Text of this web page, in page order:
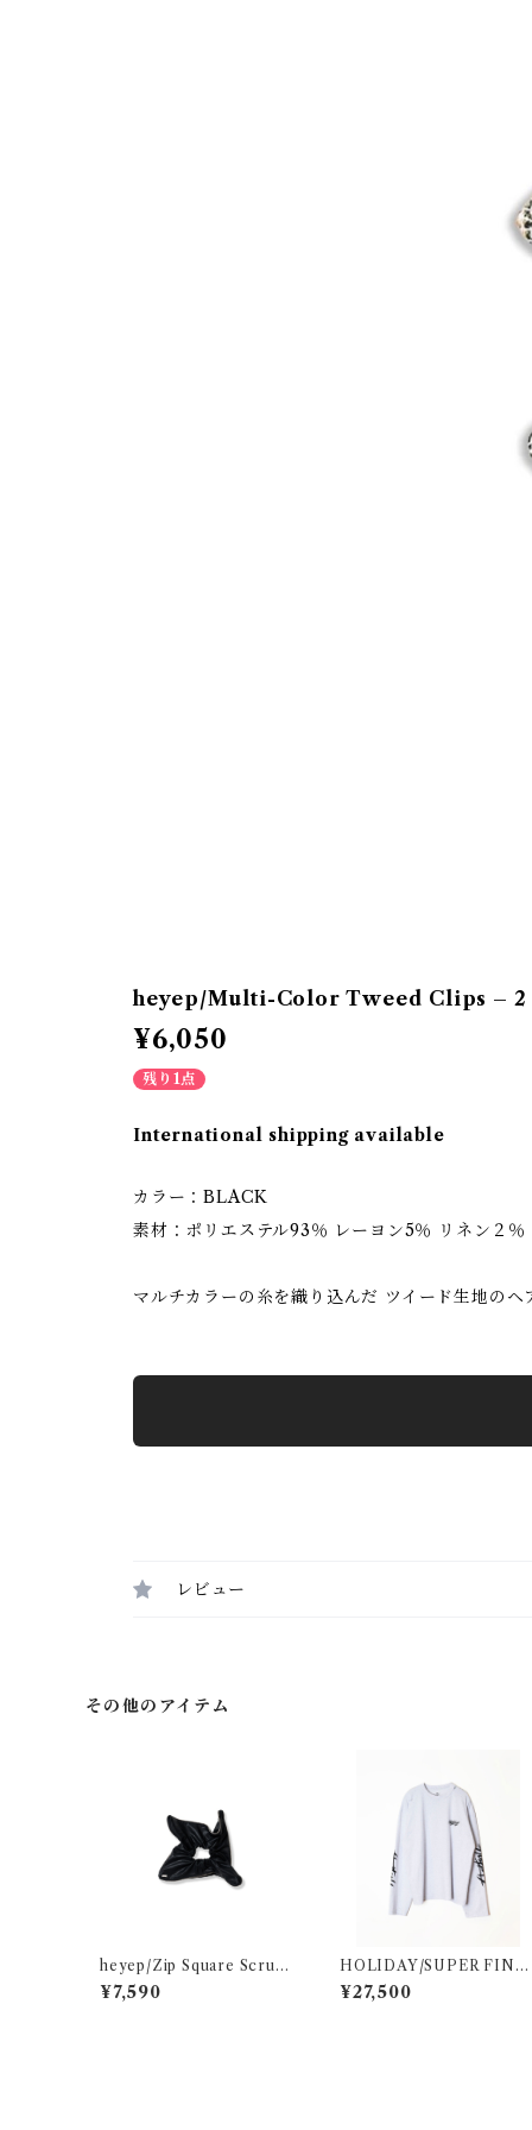
heyep/Multi-Color Tweed Clips – 2
¥6,050
残り1点
International shipping available
カラー：BLACK
素材：ポリエステル93％ レーヨン5％ リネン２
マルチカラーの糸を織り込んだ ツイード生地の
レビュー
その他のアイテム
heyep/Zip Square Scrunc
hie - Medium
¥7,590
HOLIDAY/SUPER FINE
DRY DAMAGE L/S T-
RT(CIRCULATION)
¥27,500